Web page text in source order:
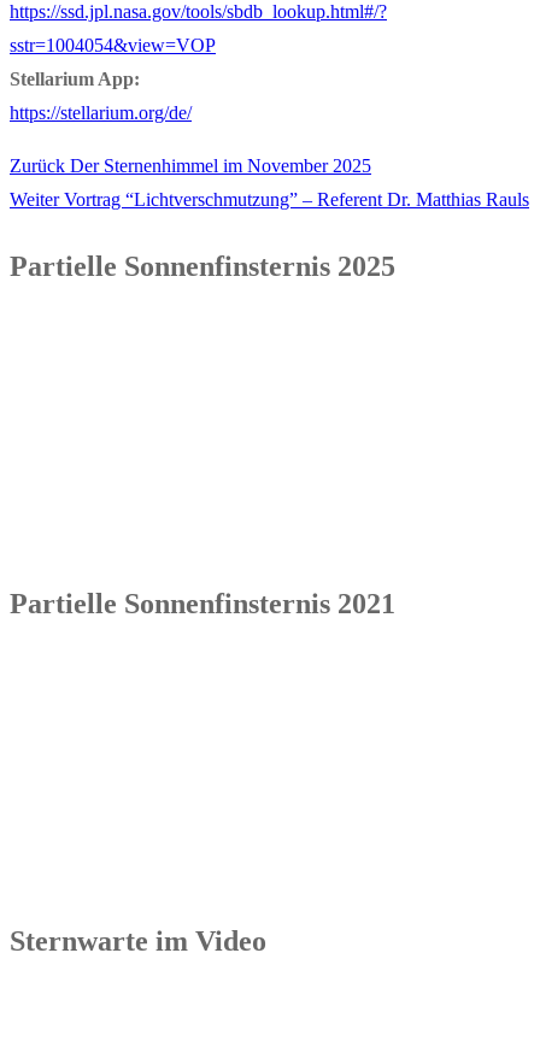
https://ssd.jpl.nasa.gov/tools/sbdb_lookup.html#/?
sstr=1004054&view=VOP
Stellarium App:
https://stellarium.org/de/
Beitragsnavigation
Zurück Vorheriger
Beitrag:
Der Sternenhimmel im November 2025
Weiter Nächster
Vortrag “Lichtverschmutzung” – Referent Dr. Matthias Rauls
Partielle Sonnenfinsternis 2025
Partielle Sonnenfinsternis 2021
Sternwarte im Video